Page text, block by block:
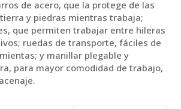
de acero, que la protege de las
y piedras mientras trabaja;
que permiten trabajar entre hileras
ruedas de transporte, fáciles de
y manillar plegable y
para mayor comodidad de trabajo,